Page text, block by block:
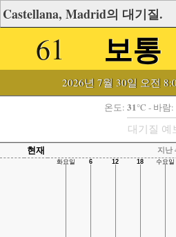
Castellana, Madrid의 대기질.
61 보통
2026년 7월 30일 오전
온도: 31°C - 바람:
대기질 예
현재 지난